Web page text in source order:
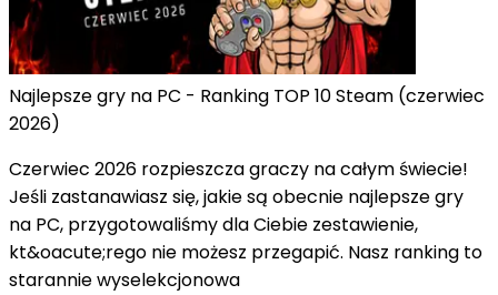
Najlepsze gry na PC - Ranking TOP 10 Steam (czerwiec
2026)
Czerwiec 2026 rozpieszcza graczy na całym świecie!
Jeśli zastanawiasz się, jakie są obecnie najlepsze gry
na PC, przygotowaliśmy dla Ciebie zestawienie,
kt&oacute;rego nie możesz przegapić. Nasz ranking to
starannie wyselekcjonowa